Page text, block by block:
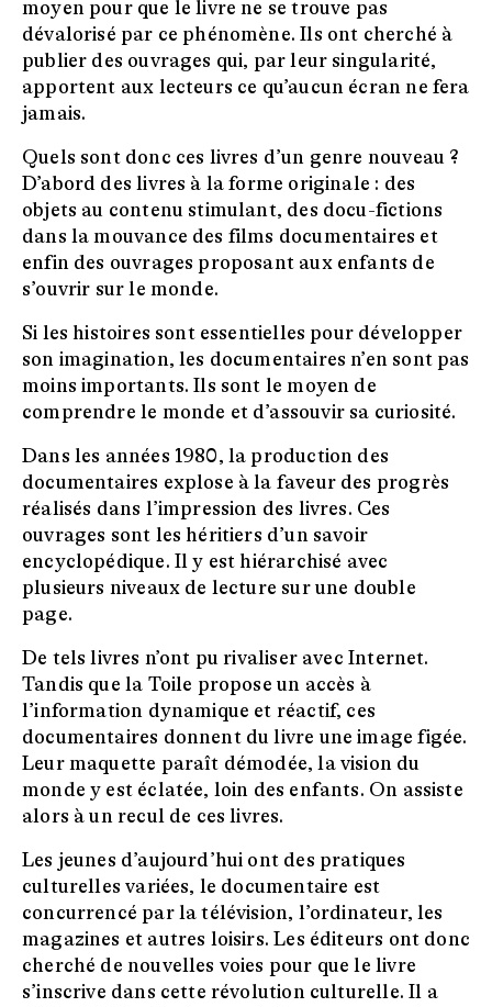
moyen pour que le livre ne se trouve pas
dévalorisé par ce phénomène. Ils ont cherché à
publier des ouvrages qui, par leur singularité,
apportent aux lecteurs ce qu’aucun écran ne fera
jamais.
Quels sont donc ces livres d’un genre nouveau ?
D’abord des livres à la forme originale : des
objets au contenu stimulant, des docu-fictions
dans la mouvance des films documentaires et
enfin des ouvrages proposant aux enfants de
s’ouvrir sur le monde.
Si les histoires sont essentielles pour développer
son imagination, les documentaires n’en sont pas
moins importants. Ils sont le moyen de
comprendre le monde et d’assouvir sa curiosité.
Dans les années 1980, la production des
documentaires explose à la faveur des progrès
réalisés dans l’impression des livres. Ces
ouvrages sont les héritiers d’un savoir
encyclopédique. Il y est hiérarchisé avec
plusieurs niveaux de lecture sur une double
page.
De tels livres n’ont pu rivaliser avec Internet.
Tandis que la Toile propose un accès à
l’information dynamique et réactif, ces
documentaires donnent du livre une image figée.
Leur maquette paraît démodée, la vision du
monde y est éclatée, loin des enfants. On assiste
alors à un recul de ces livres.
Les jeunes d’aujourd’hui ont des pratiques
culturelles variées, le documentaire est
concurrencé par la télévision, l’ordinateur, les
magazines et autres loisirs. Les éditeurs ont donc
cherché de nouvelles voies pour que le livre
s’inscrive dans cette révolution culturelle. Il a